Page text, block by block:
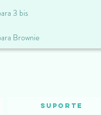
3 bis
Brownie
Suporte